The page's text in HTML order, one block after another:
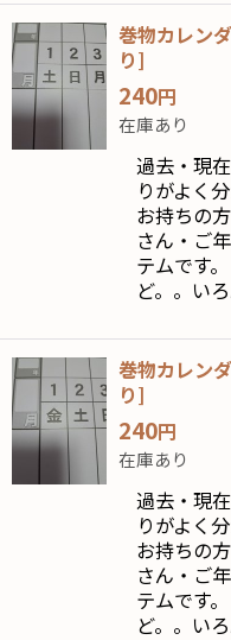
巻物カレン
り]
240円
在庫あり
過去・現
りがよく
お持ちの
さん・ご
テムです
ど。。い
巻物カレン
り]
240円
在庫あり
過去・現
りがよく
お持ちの
さん・ご
テムです
ど。。い